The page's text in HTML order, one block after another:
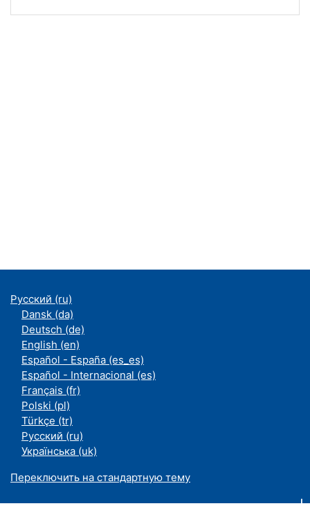
Русский ‎(ru)‎
Dansk ‎(da)‎
Deutsch ‎(de)‎
English ‎(en)‎
Español - España ‎(es_es)‎
Español - Internacional ‎(es)‎
Français ‎(fr)‎
Polski ‎(pl)‎
Türkçe ‎(tr)‎
Русский ‎(ru)‎
Українська ‎(uk)‎
Переключить на стандартную тему